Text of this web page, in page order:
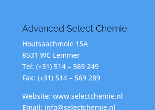
Advanced Select Chemie
Houtsaachmole 15A
8531 WC Lemmer
Tel: (+31) 514 – 569 249
Fax: (+31) 514 – 569 289
Website: www.selectchemie.nl
Email: info@selectchemie.nl